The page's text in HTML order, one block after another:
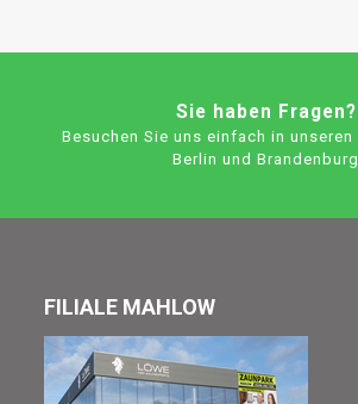
Sie haben Fragen?
Besuchen Sie uns einfach in
Berlin und Brandenburg
FILIALE MAHLOW